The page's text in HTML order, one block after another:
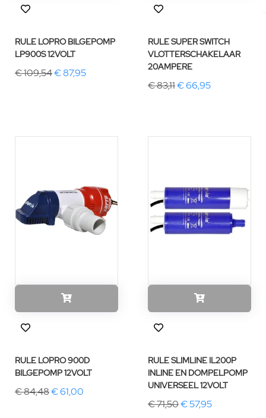
RULE LOPRO BILGEPOMP
LP900S 12VOLT
€ 109,54€ 87,95
RULE SUPER SWITCH
VLOTTERSCHAKELAAR
20AMPERE
€ 83,11€ 66,95
RULE LOPRO 900D
BILGEPOMP 12VOLT
€ 84,48€ 61,00
RULE SLIMLINE IL200P
INLINE EN DOMPELPOMP
UNIVERSEEL 12VOLT
€ 71,50€ 57,95